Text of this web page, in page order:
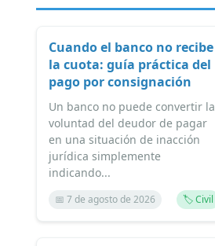
Cuando el banco no recibe
la cuota: guía práctica del
pago por consignación
Un banco no puede convertir la
voluntad del deudor de pagar
en una situación de inacción
jurídica simplemente
indicando...
📅 7 de agosto de 2026 🏷️ Civil